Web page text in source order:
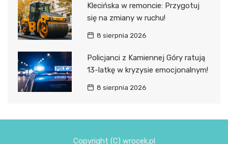
Klecińska w remoncie: Przygotuj
się na zmiany w ruchu!
8 sierpnia 2026
Policjanci z Kamiennej Góry ratują
13-latkę w kryzysie emocjonalnym!
8 sierpnia 2026
Copyright (C) wrocek.pl